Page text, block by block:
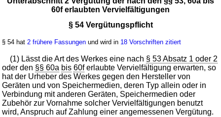
60f erlaubten Vervielfältigungen
§ 54 Vergütungspflicht
§ 54 hat2 frühere Fassungen und wird in 18 Vorschriften zitiert
(1) Lässt die Art des Werkes eine nach § 53 Absatz 1 oder 2
oder den §§ 60a bis 60ferlaubte Vervielfältigung erwarten, so
hat der Urheber des Werkes gegen den Hersteller von
Geräten und von Speichermedien, deren Typ allein oder in
Verbindung mit anderen Geräten, Speichermedien oder
Zubehör zur Vornahme solcher Vervielfältigungen benutzt
wird, Anspruch auf Zahlung einer angemessenen Vergütung.